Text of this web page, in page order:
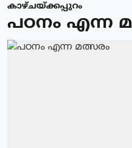
കാഴ്ചയ്ക്കപ്പുറം
പഠനം എന്ന